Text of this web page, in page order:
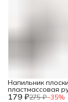
179 ₽275 ₽−35%
Напильник
пластмассовая
№2, 150мм, (шт.)